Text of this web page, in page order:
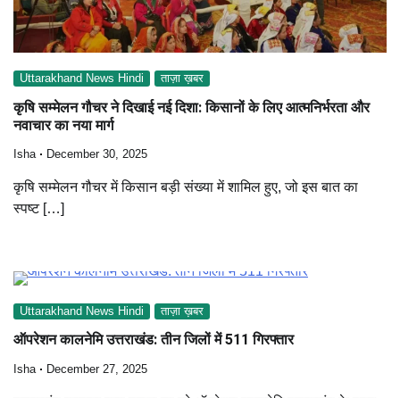
Uttarakhand News Hindi ताज़ा ख़बर
कृषि सम्मेलन गौचर ने दिखाई नई दिशा: किसानों के लिए आत्मनिर्भरता और
नवाचार का नया मार्ग
Isha December 30, 2025
कृषि सम्मेलन गौचर में किसान बड़ी संख्या में शामिल हुए, जो इस बात का
स्पष्ट […]
Uttarakhand News Hindi ताज़ा ख़बर
ऑपरेशन कालनेमि उत्तराखंड: तीन जिलों में 511 गिरफ्तार
Isha December 27, 2025